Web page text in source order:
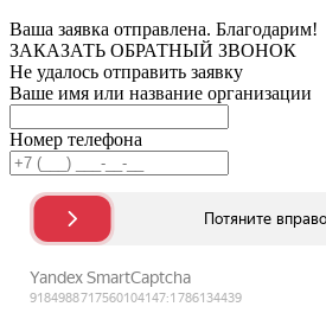
Ваша заявка отправлена. Благодарим!
ЗАКАЗАТЬ ОБРАТНЫЙ ЗВОНОК
Не удалось отправить заявку
Ваше имя или название организации
Номер телефона